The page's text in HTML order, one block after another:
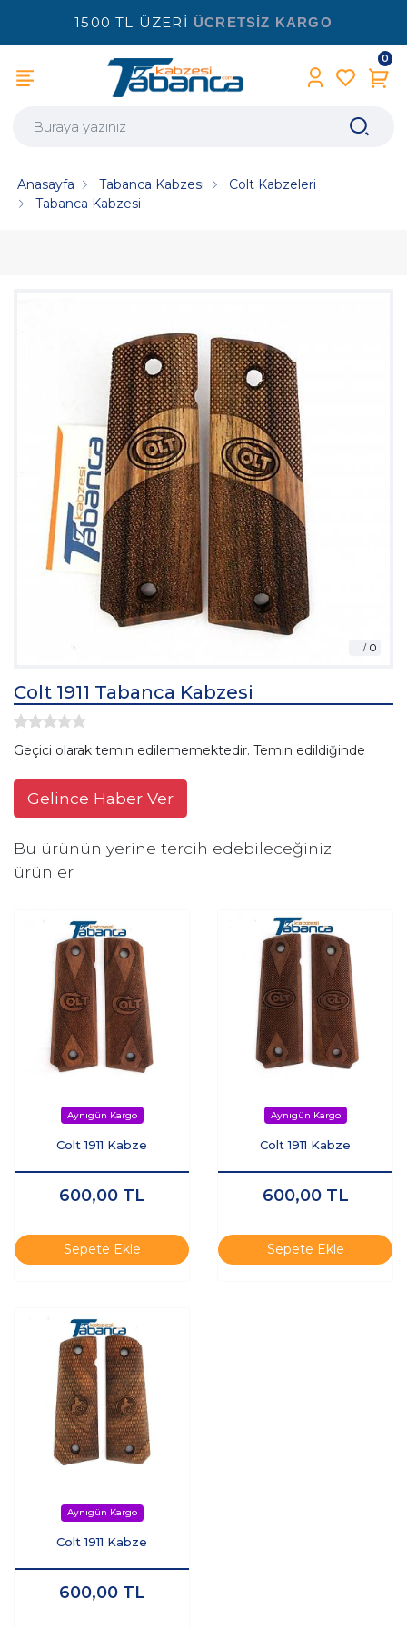
1500 TL ÜZERİ ÜCRETSİZ KARGO
0
Anasayfa Tabanca Kabzesi
Colt Kabzeleri
Tabanca Kabzesi
Colt 1911 Tabanca Kabzesi
Geçici olarak temin edilememektedir. Temin edildiğinde
Gelince Haber Ver
Bu ürünün yerine tercih edebileceğiniz
ürünler
Colt 1911 Kabze
600,00 TL
Sepete Ekle
Colt 1911 Kabze
600,00 TL
Sepete Ekle
Colt 1911 Kabze
600,00 TL